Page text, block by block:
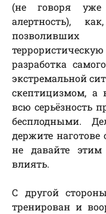
(не говоря уже
алертность),
разработка
экстремальной
скептицизмом, а
всю серьёзность
бесплодными.
держите
не давайте
влиять.
С другой
тренирован и